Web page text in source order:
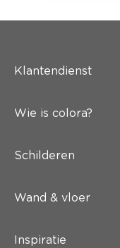
Klantendienst
Wie is colora?
Schilderen
Wand & vloer
Inspiratie